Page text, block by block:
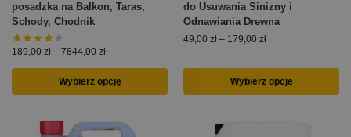
posadzka na Balkon, Taras,
Schody, Chodnik
189,00 zł – 7844,00 zł
Wybierz opcję
do Usuwania Sinizny i
Odnawiania Drewna
49,00 zł – 179,00 zł
Wybierz opcje